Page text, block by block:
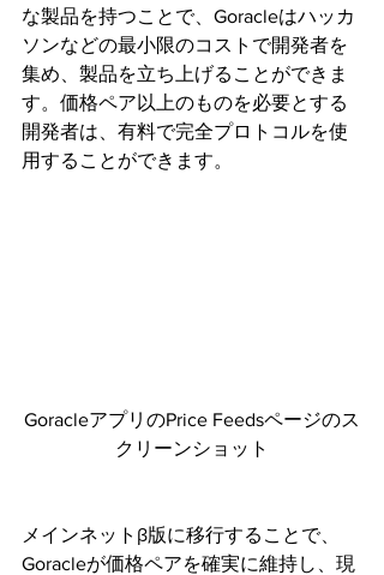
な製品を持つことで、Goracleはハッカ
ソンなどの最小限のコストで開発者を
集め、製品を立ち上げることができま
す。価格ペア以上のものを必要とする
開発者は、有料で完全プロトコルを使
用することができます。
GoracleアプリのPrice Feedsページのス
クリーンショット
メインネットβ版に移行することで、
Goracleが価格ペアを確実に維持し、現